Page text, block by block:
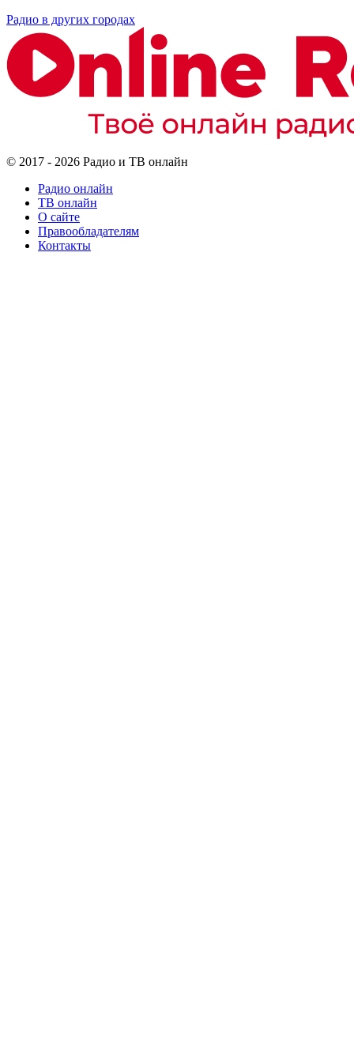
Радио в других городах
© 2017 - 2026 Радио и ТВ онлайн
Радио онлайн
ТВ онлайн
О сайте
Правообладателям
Контакты